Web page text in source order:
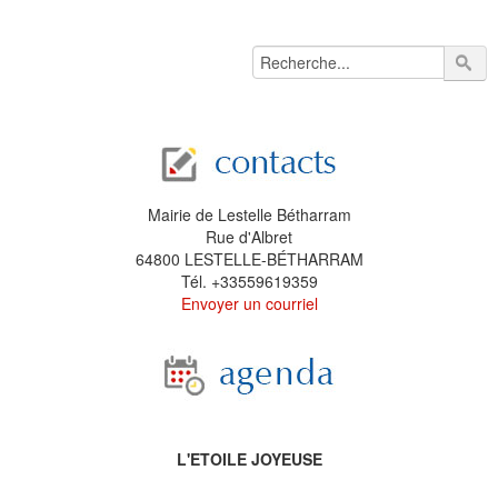
Mairie de Lestelle Bétharram
Rue d'Albret
64800 LESTELLE-BÉTHARRAM
Tél. +33559619359
Envoyer un courriel
L'ETOILE JOYEUSE